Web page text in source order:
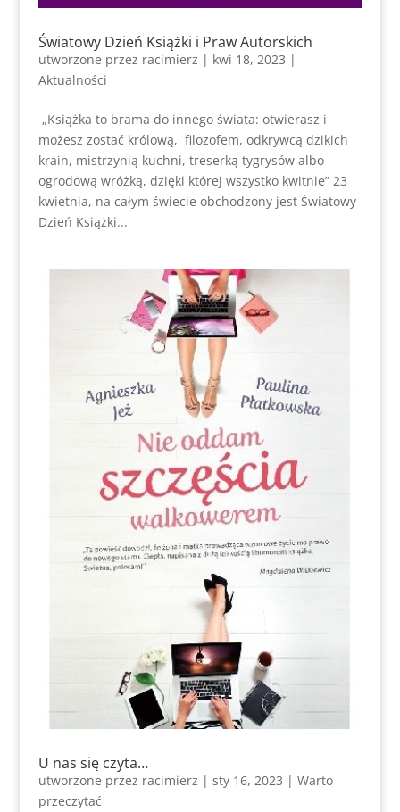
Światowy Dzień Książki i Praw Autorskich
utworzone przez racimierz | kwi 18, 2023 |
Aktualności
„Książka to brama do innego świata: otwierasz i
możesz zostać królową, filozofem, odkrywcą dzikich
krain, mistrzynią kuchni, treserką tygrysów albo
ogrodową wróżką, dzięki której wszystko kwitnie” 23
kwietnia, na całym świecie obchodzony jest Światowy
Dzień Książki...
U nas się czyta…
utworzone przez racimierz | sty 16, 2023 | Warto
przeczytać